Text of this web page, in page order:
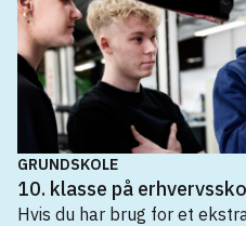
Haderslev
Helsingør Lille Skole
Helsingør
Herlufsholm Skole og
Næstved
Herning Friskole
Herning
GRUNDSKOLE
10. klasse på
Hvis du har brug for et